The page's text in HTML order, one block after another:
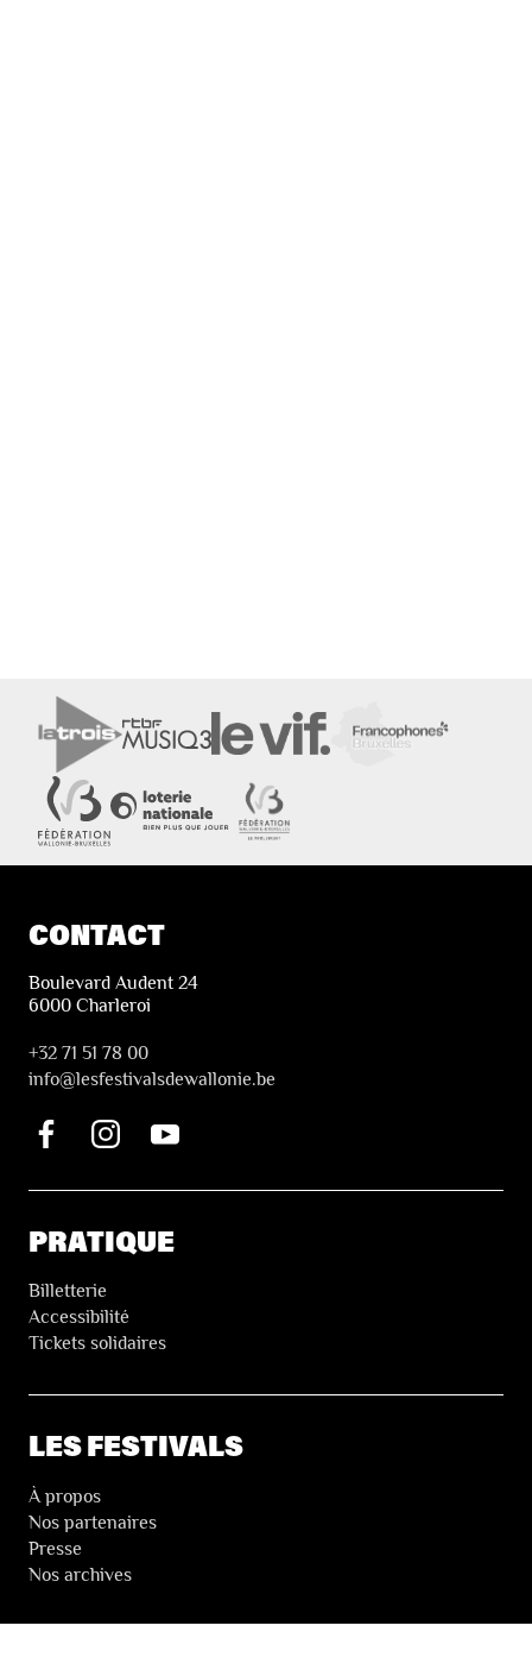
CONTACT
Boulevard Audent 24
6000 Charleroi
+32 71 51 78 00
info@lesfestivalsdewallonie.be
PRATIQUE
Billetterie
Accessibilité
Tickets solidaires
LES FESTIVALS
À propos
Nos partenaires
Presse
Nos archives